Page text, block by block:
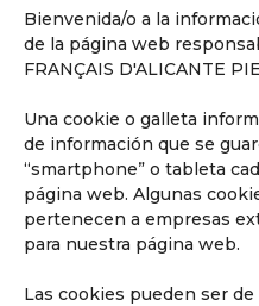
Bienvenida/o a la
de la página web
FRANÇAIS D'ALICANTE
Una cookie o galleta
de información que se
“smartphone” o tableta
página web. Algunas
pertenecen a empresas
para nuestra página web.
Las cookies pueden ser
Conoce nuestra
de infantil y
Los niños van a
reflexionando y